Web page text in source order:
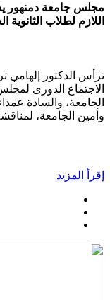
مجلس جامعة دمنهور
اللازم لطلاب الثانوية
ترأس الدكتور إلهامي
الاجتماع الدورى
الجامعة، والسادة
وأمين الجامعة،
إقرأ المزيد